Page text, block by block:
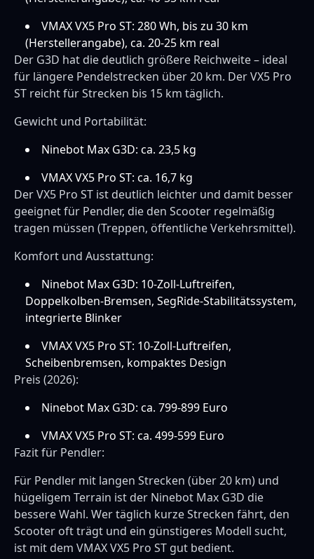
VMAX VX5 Pro ST: 280 Wh, bis zu 30 km
(Herstellerangabe), ca. 20-25 km real
Der G3D hat die deutlich größere Reichweite – ideal
für längere Pendelstrecken über 20 km. Der VX5 Pro
ST reicht für Strecken bis 15 km täglich.
Gewicht und Portabilität:
Ninebot Max G3D: ca. 23,5 kg
VMAX VX5 Pro ST: ca. 16,7 kg
Der VX5 Pro ST ist deutlich leichter und damit besser
geeignet für Pendler, die den Scooter regelmäßig
tragen müssen (Treppen, öffentliche Verkehrsmittel).
Komfort und Ausstattung:
Ninebot Max G3D: 10-Zoll-Luftreifen,
Doppelkolben-Bremsen, SegRide-Stabilitätssystem,
integrierte Blinker
VMAX VX5 Pro ST: 10-Zoll-Luftreifen,
Scheibenbremsen, kompaktes Design
Preis (2026):
Ninebot Max G3D: ca. 799-899 Euro
VMAX VX5 Pro ST: ca. 499-599 Euro
Fazit für Pendler:
Für Pendler mit langen Strecken (über 20 km) und
hügeligem Terrain ist der Ninebot Max G3D die
bessere Wahl. Wer täglich kurze Strecken fährt, den
Scooter oft trägt und ein günstigeres Modell sucht,
ist mit dem VMAX VX5 Pro ST gut bedient.